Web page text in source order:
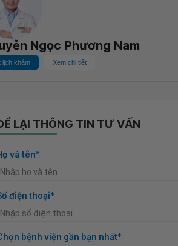
Ngọc Phương Nam
lịch khám Xem chi tiết
LẠI THÔNG TIN TƯ VẤN
và tên*
điện thoại*
bệnh viện gần bạn nhất*